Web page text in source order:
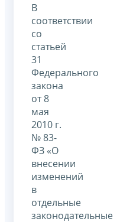
В
соответствии
со
статьей
31
Федерального
закона
от 8
мая
2010 г.
№ 83-
ФЗ «О
внесении
изменений
в
отдельные
законодательные